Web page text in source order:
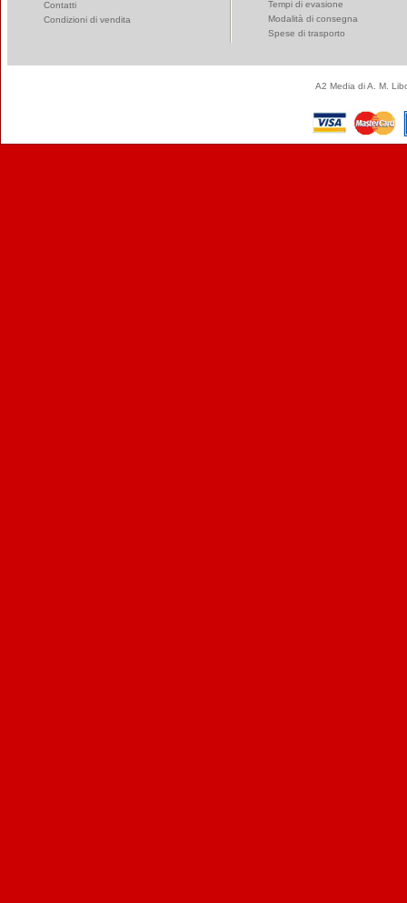
Contatti
Condizioni di vendita
Tempi di evasione
Modalità di consegna
Spese di trasporto
A2 Media di A. M.